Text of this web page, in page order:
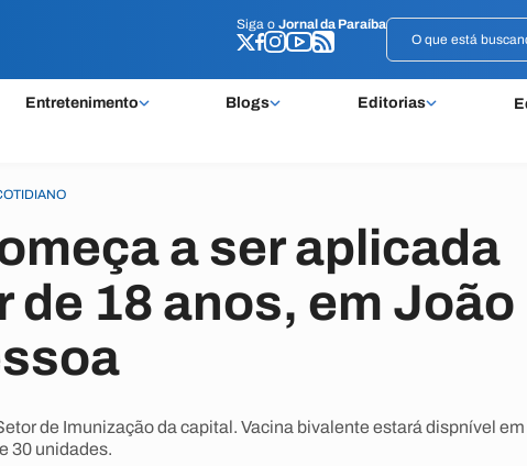
Siga o Jornal da Paraíba
Entretenimento Blogs Editorias
Siga o Jornal da Paraíba
a ser aplicada
de 18 anos, em João
de Imunização da capital. Vacina bivalente estará dispnível em
30 unidades.